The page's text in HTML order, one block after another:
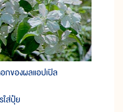
กของผลแอปเปิล
ส่ปุ๋ย